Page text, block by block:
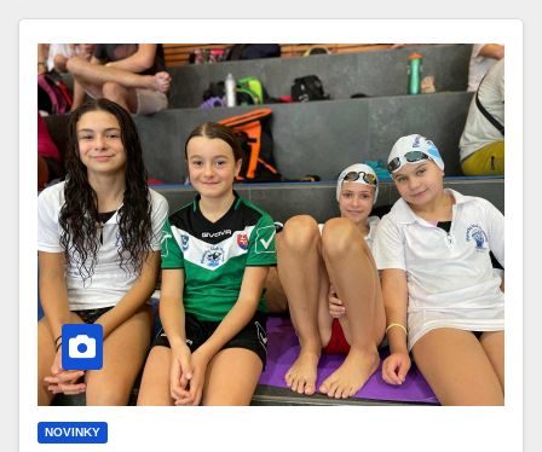
NOVINKY